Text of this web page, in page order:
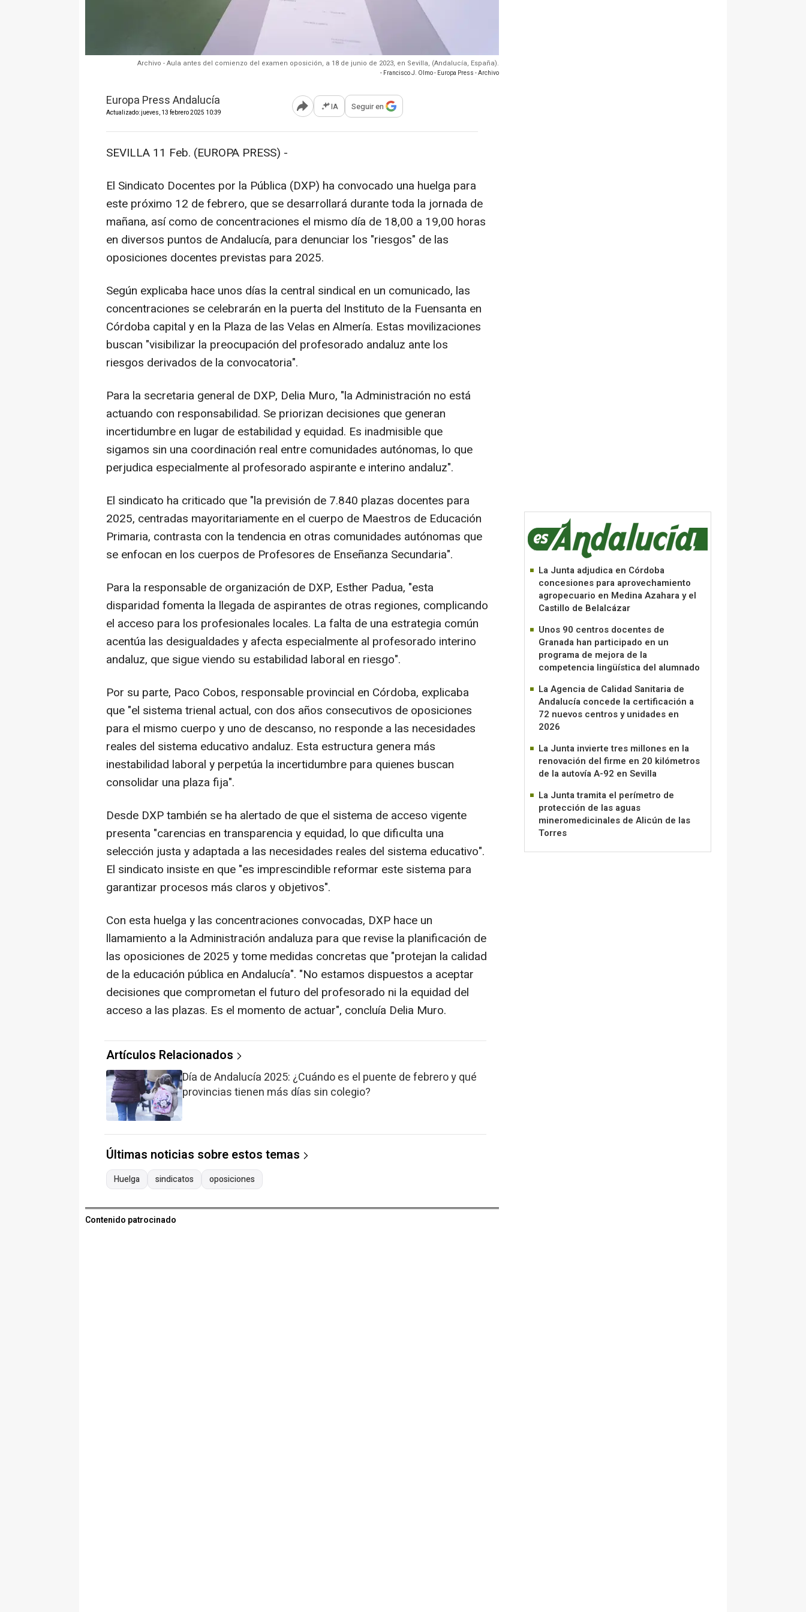
Archivo - Aula antes del comienzo del examen oposición, a 18 de junio de 2023, en Sevilla, (Andalucía, España).
- Francisco J. Olmo - Europa Press - Archivo
Europa Press Andalucía
Actualizado: jueves, 13 febrero 2025 10:39 Abrir opciones para compartir
IA Seguir en
SEVILLA 11 Feb. (EUROPA PRESS) -
El Sindicato Docentes por la Pública (DXP) ha convocado una huelga para
este próximo 12 de febrero, que se desarrollará durante toda la jornada de
mañana, así como de concentraciones el mismo día de 18,00 a 19,00 horas
en diversos puntos de Andalucía, para denunciar los "riesgos" de las
oposiciones docentes previstas para 2025.
Según explicaba hace unos días la central sindical en un comunicado, las
concentraciones se celebrarán en la puerta del Instituto de la Fuensanta en
Córdoba capital y en la Plaza de las Velas en Almería. Estas movilizaciones
buscan "visibilizar la preocupación del profesorado andaluz ante los
riesgos derivados de la convocatoria".
Para la secretaria general de DXP, Delia Muro, "la Administración no está
actuando con responsabilidad. Se priorizan decisiones que generan
incertidumbre en lugar de estabilidad y equidad. Es inadmisible que
sigamos sin una coordinación real entre comunidades autónomas, lo que
perjudica especialmente al profesorado aspirante e interino andaluz".
El sindicato ha criticado que "la previsión de 7.840 plazas docentes para
2025, centradas mayoritariamente en el cuerpo de Maestros de Educación
Primaria, contrasta con la tendencia en otras comunidades autónomas que
se enfocan en los cuerpos de Profesores de Enseñanza Secundaria".
Para la responsable de organización de DXP, Esther Padua, "esta
disparidad fomenta la llegada de aspirantes de otras regiones, complicando
el acceso para los profesionales locales. La falta de una estrategia común
acentúa las desigualdades y afecta especialmente al profesorado interino
andaluz, que sigue viendo su estabilidad laboral en riesgo".
Por su parte, Paco Cobos, responsable provincial en Córdoba, explicaba
que "el sistema trienal actual, con dos años consecutivos de oposiciones
para el mismo cuerpo y uno de descanso, no responde a las necesidades
reales del sistema educativo andaluz. Esta estructura genera más
inestabilidad laboral y perpetúa la incertidumbre para quienes buscan
consolidar una plaza fija".
Desde DXP también se ha alertado de que el sistema de acceso vigente
presenta "carencias en transparencia y equidad, lo que dificulta una
selección justa y adaptada a las necesidades reales del sistema educativo".
El sindicato insiste en que "es imprescindible reformar este sistema para
garantizar procesos más claros y objetivos".
Con esta huelga y las concentraciones convocadas, DXP hace un
llamamiento a la Administración andaluza para que revise la planificación de
las oposiciones de 2025 y tome medidas concretas que "protejan la calidad
de la educación pública en Andalucía". "No estamos dispuestos a aceptar
decisiones que comprometan el futuro del profesorado ni la equidad del
acceso a las plazas. Es el momento de actuar", concluía Delia Muro.
Artículos Relacionados
Día de Andalucía 2025: ¿Cuándo es el puente de febrero y qué
provincias tienen más días sin colegio?
Últimas noticias sobre estos temas
Huelga sindicatos oposiciones
Contenido patrocinado
La Junta adjudica en Córdoba
concesiones para aprovechamiento
agropecuario en Medina Azahara y el
Castillo de Belalcázar
Unos 90 centros docentes de
Granada han participado en un
programa de mejora de la
competencia lingüística del alumnado
La Agencia de Calidad Sanitaria de
Andalucía concede la certificación a
72 nuevos centros y unidades en
2026
La Junta invierte tres millones en la
renovación del firme en 20 kilómetros
de la autovía A-92 en Sevilla
La Junta tramita el perímetro de
protección de las aguas
mineromedicinales de Alicún de las
Torres